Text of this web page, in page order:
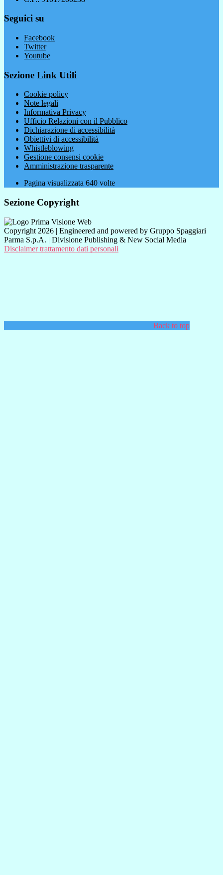
Seguici su
Facebook
Twitter
Youtube
Sezione Link Utili
Cookie policy
Note legali
Informativa Privacy
Ufficio Relazioni con il Pubblico
Dichiarazione di accessibilità
Obiettivi di accessibilità
Whistleblowing
Gestione consensi cookie
Amministrazione trasparente
Pagina visualizzata 640 volte
Sezione Copyright
Copyright 2026 | Engineered and powered by Gruppo Spaggiari
Parma S.p.A. | Divisione Publishing & New Social Media
Disclaimer trattamento dati personali
Back to top